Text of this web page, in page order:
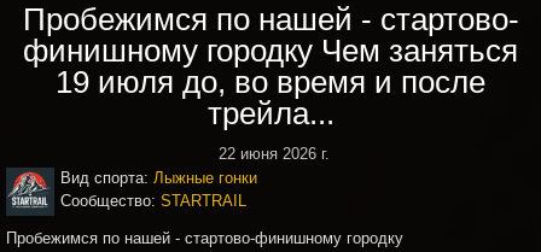
Пробежимся по нашей - стартово-
финишному городку Чем заняться
19 июля до, во время и после
трейла...
22 июня 2026 г.
Вид спорта: Лыжные гонки
Сообщество: STARTRAIL
Пробежимся по нашей - стартово-финишному городку